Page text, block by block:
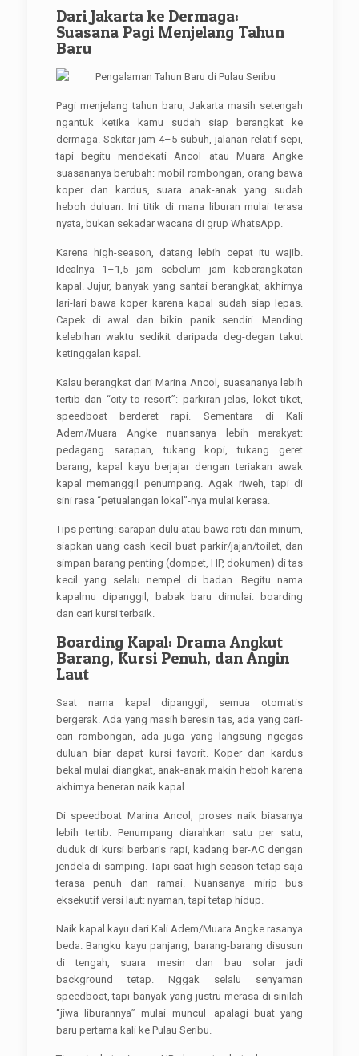
Dari Jakarta ke Dermaga:
Suasana Pagi Menjelang Tahun
Baru
Pagi menjelang tahun baru, Jakarta masih setengah
ngantuk ketika kamu sudah siap berangkat ke
dermaga. Sekitar jam 4–5 subuh, jalanan relatif sepi,
tapi begitu mendekati Ancol atau Muara Angke
suasananya berubah: mobil rombongan, orang bawa
koper dan kardus, suara anak-anak yang sudah
heboh duluan. Ini titik di mana liburan mulai terasa
nyata, bukan sekadar wacana di grup WhatsApp.
Karena high-season, datang lebih cepat itu wajib.
Idealnya 1–1,5 jam sebelum jam keberangkatan
kapal. Jujur, banyak yang santai berangkat, akhirnya
lari-lari bawa koper karena kapal sudah siap lepas.
Capek di awal dan bikin panik sendiri. Mending
kelebihan waktu sedikit daripada deg-degan takut
ketinggalan kapal.
Kalau berangkat dari Marina Ancol, suasananya lebih
tertib dan “city to resort”: parkiran jelas, loket tiket,
speedboat berderet rapi. Sementara di Kali
Adem/Muara Angke nuansanya lebih merakyat:
pedagang sarapan, tukang kopi, tukang geret
barang, kapal kayu berjajar dengan teriakan awak
kapal memanggil penumpang. Agak riweh, tapi di
sini rasa “petualangan lokal”-nya mulai kerasa.
Tips penting: sarapan dulu atau bawa roti dan minum,
siapkan uang cash kecil buat parkir/jajan/toilet, dan
simpan barang penting (dompet, HP, dokumen) di tas
kecil yang selalu nempel di badan. Begitu nama
kapalmu dipanggil, babak baru dimulai: boarding
dan cari kursi terbaik.
Boarding Kapal: Drama Angkut
Barang, Kursi Penuh, dan Angin
Laut
Saat nama kapal dipanggil, semua otomatis
bergerak. Ada yang masih beresin tas, ada yang cari-
cari rombongan, ada juga yang langsung ngegas
duluan biar dapat kursi favorit. Koper dan kardus
bekal mulai diangkat, anak-anak makin heboh karena
akhirnya beneran naik kapal.
Di speedboat Marina Ancol, proses naik biasanya
lebih tertib. Penumpang diarahkan satu per satu,
duduk di kursi berbaris rapi, kadang ber-AC dengan
jendela di samping. Tapi saat high-season tetap saja
terasa penuh dan ramai. Nuansanya mirip bus
eksekutif versi laut: nyaman, tapi tetap hidup.
Naik kapal kayu dari Kali Adem/Muara Angke rasanya
beda. Bangku kayu panjang, barang-barang disusun
di tengah, suara mesin dan bau solar jadi
background tetap. Nggak selalu senyaman
speedboat, tapi banyak yang justru merasa di sinilah
“jiwa liburannya” mulai muncul—apalagi buat yang
baru pertama kali ke Pulau Seribu.